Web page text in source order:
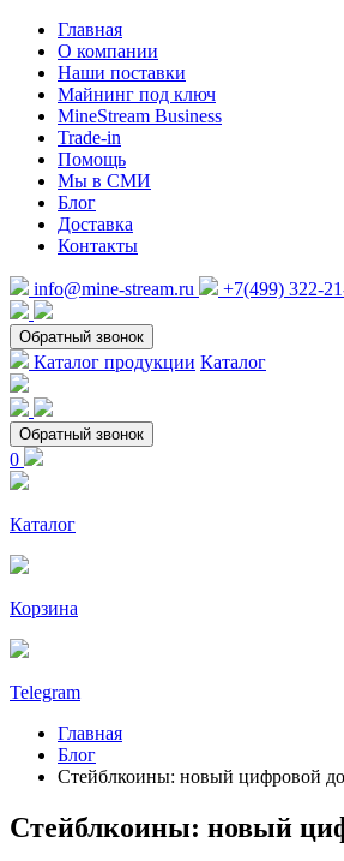
Главная
О компании
Наши поставки
Майнинг под ключ
MineStream Business
Trade-in
Помощь
Мы в СМИ
Блог
Доставка
Контакты
info@mine-stream.ru +7(499) 322-
Обратный звонок
Каталог продукции Каталог
Обратный звонок
0
Каталог
Корзина
Telegram
Главная
Блог
Стейблкоины: новый цифровой
Стейблкоины: новый